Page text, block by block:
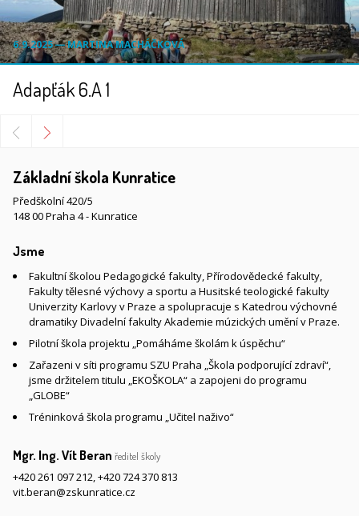
6.9.2025 ― MARTINA MACHÁČKOVÁ
Adapťák 6.A 1
Základní škola Kunratice
Předškolní 420/5
148 00 Praha 4 - Kunratice
Jsme
Fakultní školou Pedagogické fakulty, Přírodovědecké fakulty,
Fakulty tělesné výchovy a sportu a Husitské teologické fakulty
Univerzity Karlovy v Praze a spolupracuje s Katedrou výchovné
dramatiky Divadelní fakulty Akademie múzických umění v Praze.
Pilotní škola projektu „Pomáháme školám k úspěchu“
Zařazeni v síti programu SZU Praha „Škola podporující zdraví“,
jsme držitelem titulu „EKOŠKOLA“ a zapojeni do programu
„GLOBE“
Tréninková škola programu „Učitel naživo“
Mgr. Ing. Vít Beran ředitel školy
+420 261 097 212,+420 724 370 813
vit.beran@zskunratice.cz